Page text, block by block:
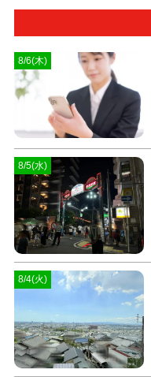
8/6(木)
8/5(水)
8/4(火)